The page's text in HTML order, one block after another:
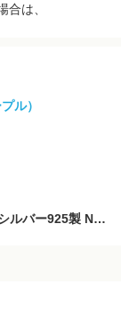
は、
ル）
NO.9【1点もの】